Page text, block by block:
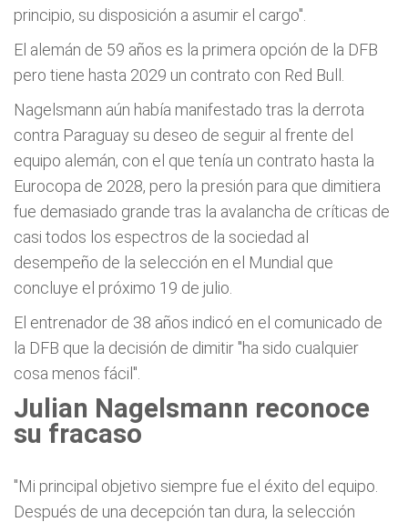
principio, su disposición a asumir el cargo".
El alemán de 59 años es la primera opción de la DFB
pero tiene hasta 2029 un contrato con Red Bull.
Nagelsmann aún había manifestado tras la derrota
contra Paraguay su deseo de seguir al frente del
equipo alemán, con el que tenía un contrato hasta la
Eurocopa de 2028, pero la presión para que dimitiera
fue demasiado grande tras la avalancha de críticas de
casi todos los espectros de la sociedad al
desempeño de la selección en el Mundial que
concluye el próximo 19 de julio.
El entrenador de 38 años indicó en el comunicado de
la DFB que la decisión de dimitir "ha sido cualquier
cosa menos fácil".
Julian Nagelsmann reconoce
su fracaso
"Mi principal objetivo siempre fue el éxito del equipo.
Después de una decepción tan dura, la selección